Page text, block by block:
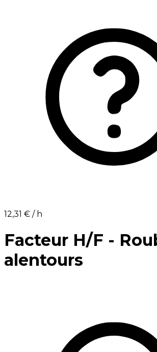
12,31 €⁩ / h
Facteur H/F -
alentours